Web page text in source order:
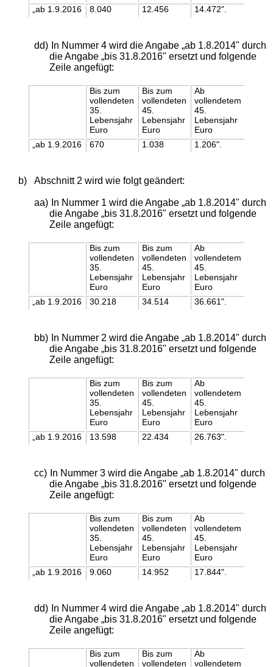
„ab 1.9.2016
8.040 12.456 14.472".
dd)
In Nummer 4 wird die Angabe „ab 1.8.2014" durch
die Angabe „bis 31.8.2016" ersetzt und folgende
Zeile angefügt:
Bis zum
vollendeten
35.
Lebensjahr
Euro
Bis zum
vollendeten
45.
Lebensjahr
Euro
Ab
vollendetem
45.
Lebensjahr
Euro
„ab 1.9.2016
670 1.038 1.206".
b) Abschnitt 2 wird wie folgt geändert:
aa)
In Nummer 1 wird die Angabe „ab 1.8.2014" durch
die Angabe „bis 31.8.2016" ersetzt und folgende
Zeile angefügt:
Bis zum
vollendeten
35.
Lebensjahr
Euro
Bis zum
vollendeten
45.
Lebensjahr
Euro
Ab
vollendetem
45.
Lebensjahr
Euro
„ab 1.9.2016
30.218 34.514 36.661".
bb)
In Nummer 2 wird die Angabe „ab 1.8.2014" durch
die Angabe „bis 31.8.2016" ersetzt und folgende
Zeile angefügt:
Bis zum
vollendeten
35.
Lebensjahr
Euro
Bis zum
vollendeten
45.
Lebensjahr
Euro
Ab
vollendetem
45.
Lebensjahr
Euro
„ab 1.9.2016
13.598 22.434 26.763".
cc)
In Nummer 3 wird die Angabe „ab 1.8.2014" durch
die Angabe „bis 31.8.2016" ersetzt und folgende
Zeile angefügt:
Bis zum
vollendeten
35.
Lebensjahr
Euro
Bis zum
vollendeten
45.
Lebensjahr
Euro
Ab
vollendetem
45.
Lebensjahr
Euro
„ab 1.9.2016
9.060 14.952 17.844".
dd)
In Nummer 4 wird die Angabe „ab 1.8.2014" durch
die Angabe „bis 31.8.2016" ersetzt und folgende
Zeile angefügt:
Bis zum
vollendeten
Bis zum
vollendeten
Ab
vollendetem